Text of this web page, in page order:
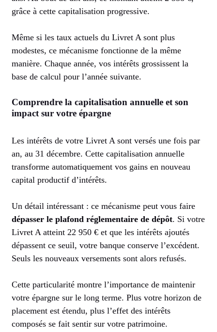
grâce à cette capitalisation progressive.
Même si les taux actuels du Livret A sont plus
modestes, ce mécanisme fonctionne de la même
manière. Chaque année, vos intérêts grossissent la
base de calcul pour l’année suivante.
Comprendre la capitalisation annuelle et son
impact sur votre épargne
Les intérêts de votre Livret A sont versés une fois par
an, au 31 décembre. Cette capitalisation annuelle
transforme automatiquement vos gains en nouveau
capital productif d’intérêts.
Un détail intéressant : ce mécanisme peut vous faire
dépasser le plafond réglementaire de dépôt. Si votre
Livret A atteint 22 950 € et que les intérêts ajoutés
dépassent ce seuil, votre banque conserve l’excédent.
Seuls les nouveaux versements sont alors refusés.
Cette particularité montre l’importance de maintenir
votre épargne sur le long terme. Plus votre horizon de
placement est étendu, plus l’effet des intérêts
composés se fait sentir sur votre patrimoine.